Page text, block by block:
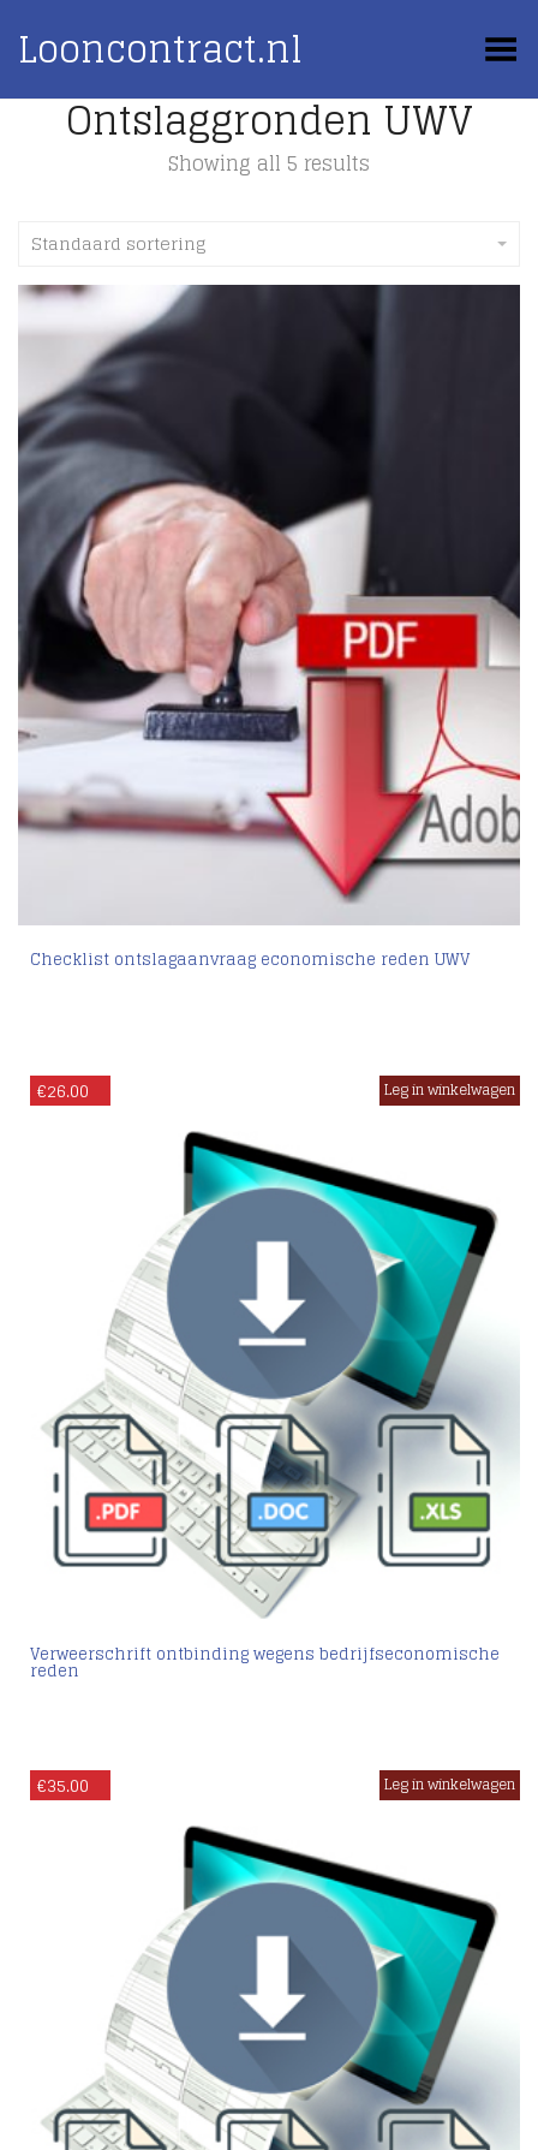
Looncontract.nl Toggle Menu
Ontslaggronden UWV
Showing all 5 results
Standaard sortering
Checklist ontslagaanvraag economische reden UWV
€26.00
Verweerschrift ontbinding wegens bedrijfseconomische
reden
€35.00